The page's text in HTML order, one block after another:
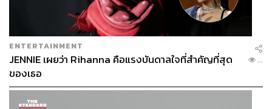
ENTERTAINMENT
JENNIE เผยว่า Rihanna คือแรงบันดาลใจที่สำคัญที่สุด
ของเธอ
...